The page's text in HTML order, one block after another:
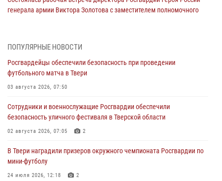
генерала армии Виктора Золотова с заместителем полномочного
31 июля 2026, 05:42 4
Росгвардейцы в Твери приняли участие в молебне, посвященном
Дню Крещения Руси
28 июля 2026, 11:30
Сотрудники вневедомственной охраны совершили 250 выездов и
пресекли 20 правонарушений за неделю в Тверской области
27 июля 2026, 08:29
В Твери наградили призеров окружного чемпионата Росгвардии по
мини-футболу
24 июля 2026, 12:18 2
ПОПУЛЯРНЫЕ НОВОСТИ
Росгвардейцы обеспечили безопасность при проведении
футбольного матча в Твери
03 августа 2026, 07:50
Сотрудники и военнослужащие Росгвардии обеспечили
безопасность уличного фестиваля в Тверской области
02 августа 2026, 07:05 2
В Твери наградили призеров окружного чемпионата Росгвардии по
мини-футболу
24 июля 2026, 12:18 2